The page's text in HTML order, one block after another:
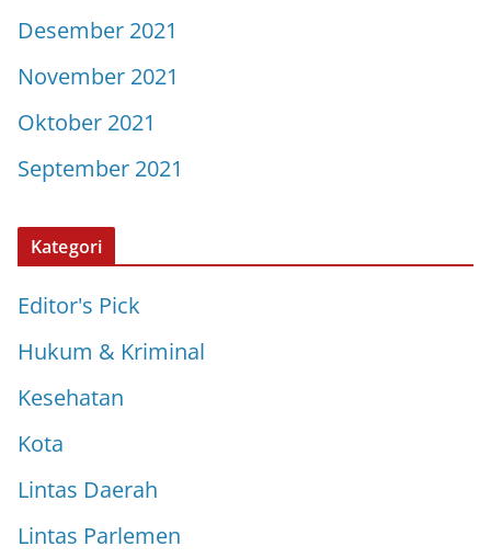
Desember 2021
November 2021
Oktober 2021
September 2021
Kategori
Editor's Pick
Hukum & Kriminal
Kesehatan
Kota
Lintas Daerah
Lintas Parlemen